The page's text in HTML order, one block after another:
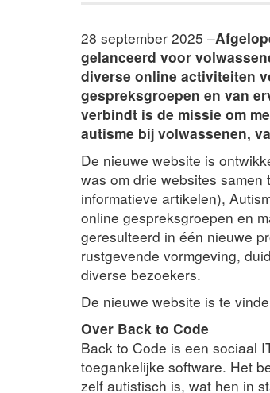
28 september 2025 –
gelanceerd voor
diverse online activiteiten
gespreksgroepen en van
verbindt is de missie om
autisme bij volwassenen,
De nieuwe website is
was om drie websites
informatieve artikelen),
online gespreksgroepen en
geresulteerd in één nieuwe
rustgevende vormgeving,
diverse bezoekers.
De nieuwe website is te
Over Back to Code
Back to Code is een sociaal
toegankelijke software. Het
zelf autistisch is, wat hen in